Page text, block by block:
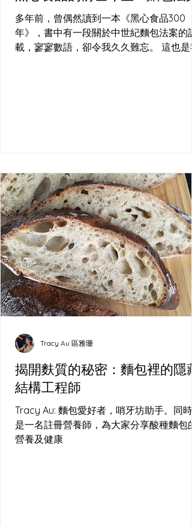
多年前，曾偶然讀到一本《黑心食品300
年》，書中有一段關於中世紀麵包法案的記
載，寥寥數語，卻令我久久難忘。 這也是
揭開麩質的秘密：麵包裡的隱藏
結構工程師
Tracy Au: 麵包愛好者，哨牙坊助手。同時亦
是一名註冊營養師，為大家分享酸種麵包的
營養及健康
Tracy Au 區雅珊